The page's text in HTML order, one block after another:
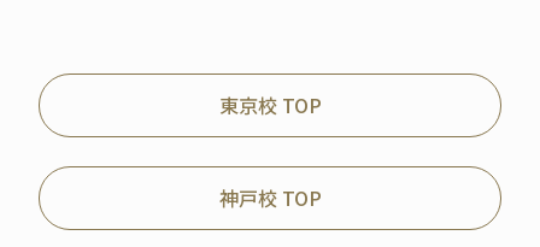
東京校 TOP
神戸校 TOP